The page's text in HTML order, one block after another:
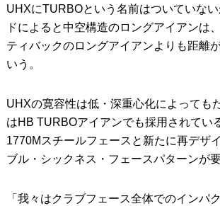
UHXにTURBOという名前はついていな
ドによると中空構造のロングアイアンは
ティバックのロングアイアンよりも距離
いう。
UHXの寛容性は低・深重心化によっても
はHB TURBOアイアンでも採用されてい
1770Mスチールフェースと新たに再デザ
ブル・シックネス・フェースパターンが要
「我々はクラブフェース全体でのインパ